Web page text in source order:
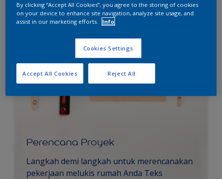
Perencana Proyek
Langkah demi langkah untuk merencanakan
pekerjaan melukis rumah Anda Teks
By clicking “Accept All Cookies”, you agree to the storing of cookies
on your device to enhance site navigation, analyze site usage, and
assist in our marketing efforts.
Info
Cookies Settings
Reject All
Accept All Cookies